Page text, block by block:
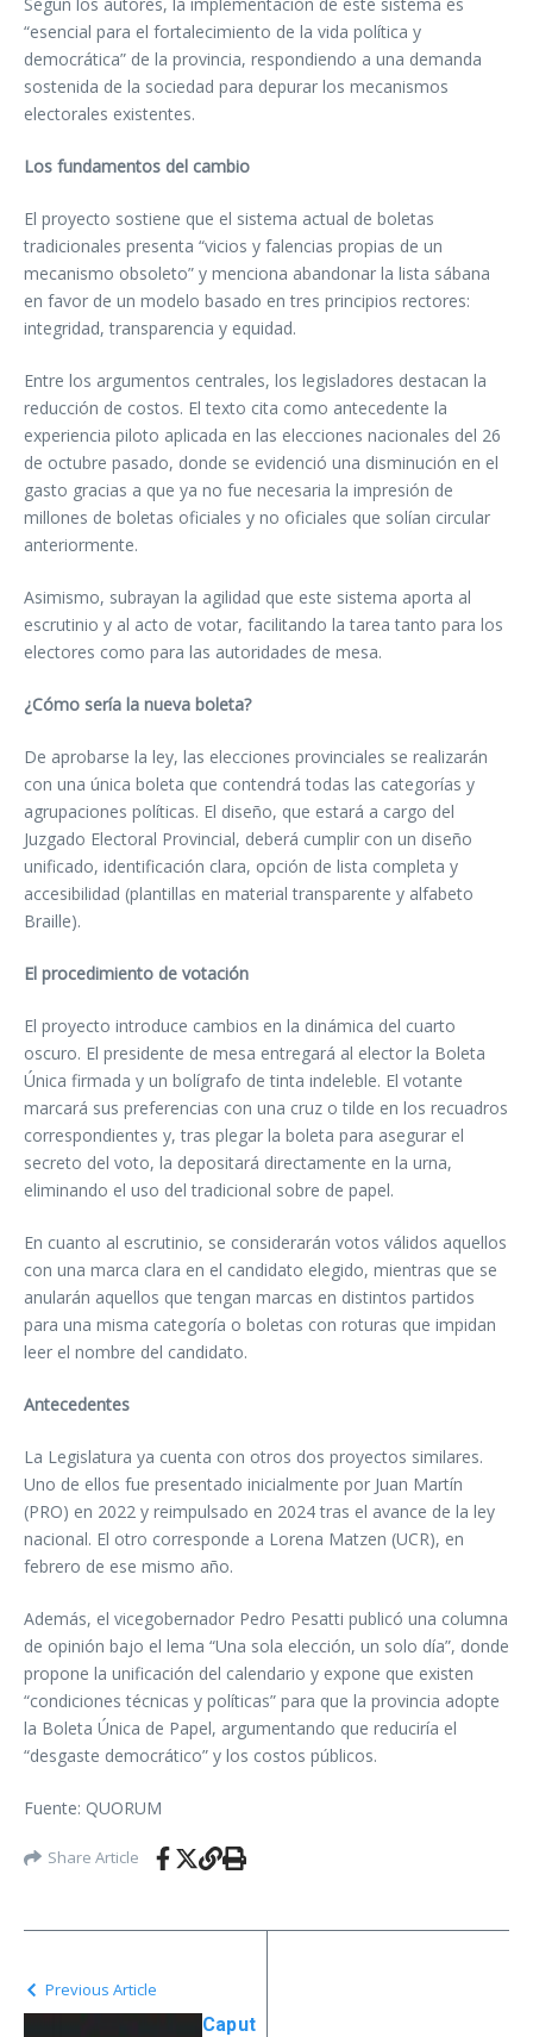
“esencial para el fortalecimiento de la vida política y
democrática” de la provincia, respondiendo a una demanda
sostenida de la sociedad para depurar los mecanismos
electorales existentes.
Los fundamentos del cambio
El proyecto sostiene que el sistema actual de boletas
tradicionales presenta “vicios y falencias propias de un
mecanismo obsoleto” y menciona abandonar la lista sábana
en favor de un modelo basado en tres principios rectores:
integridad, transparencia y equidad.
Entre los argumentos centrales, los legisladores destacan la
reducción de costos. El texto cita como antecedente la
experiencia piloto aplicada en las elecciones nacionales del 26
de octubre pasado, donde se evidenció una disminución en el
gasto gracias a que ya no fue necesaria la impresión de
millones de boletas oficiales y no oficiales que solían circular
anteriormente.
Asimismo, subrayan la agilidad que este sistema aporta al
escrutinio y al acto de votar, facilitando la tarea tanto para los
electores como para las autoridades de mesa.
¿Cómo sería la nueva boleta?
De aprobarse la ley, las elecciones provinciales se realizarán
con una única boleta que contendrá todas las categorías y
agrupaciones políticas. El diseño, que estará a cargo del
Juzgado Electoral Provincial, deberá cumplir con un diseño
unificado, identificación clara, opción de lista completa y
accesibilidad (plantillas en material transparente y alfabeto
Braille).
El procedimiento de votación
El proyecto introduce cambios en la dinámica del cuarto
oscuro. El presidente de mesa entregará al elector la Boleta
Única firmada y un bolígrafo de tinta indeleble. El votante
marcará sus preferencias con una cruz o tilde en los recuadros
correspondientes y, tras plegar la boleta para asegurar el
secreto del voto, la depositará directamente en la urna,
eliminando el uso del tradicional sobre de papel.
En cuanto al escrutinio, se considerarán votos válidos aquellos
con una marca clara en el candidato elegido, mientras que se
anularán aquellos que tengan marcas en distintos partidos
para una misma categoría o boletas con roturas que impidan
leer el nombre del candidato.
Antecedentes
La Legislatura ya cuenta con otros dos proyectos similares.
Uno de ellos fue presentado inicialmente por Juan Martín
(PRO) en 2022 y reimpulsado en 2024 tras el avance de la ley
nacional. El otro corresponde a Lorena Matzen (UCR), en
febrero de ese mismo año.
Además, el vicegobernador Pedro Pesatti publicó una columna
de opinión bajo el lema “Una sola elección, un solo día”, donde
propone la unificación del calendario y expone que existen
“condiciones técnicas y políticas” para que la provincia adopte
la Boleta Única de Papel, argumentando que reduciría el
“desgaste democrático” y los costos públicos.
Fuente: QUORUM
Share Article
Previous Article
Caput